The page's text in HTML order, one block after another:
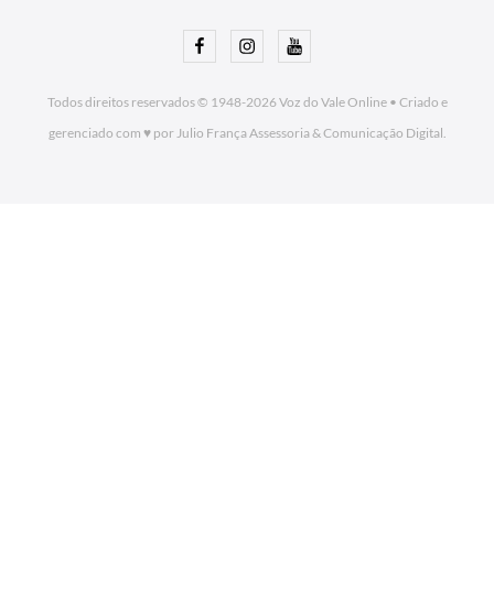
FacebookInstagramYoutube
Todos direitos reservados © 1948-2026Voz do Vale Online• Criado e
gerenciado com ♥ por Julio França Assessoria& Comunicação Digital.